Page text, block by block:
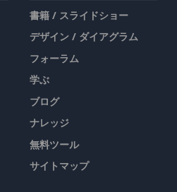
書籍 / スライドショー
デザイン / ダイアグラム
フォーラム
学ぶ
ブログ
ナレッジ
無料ツール
サイトマップ